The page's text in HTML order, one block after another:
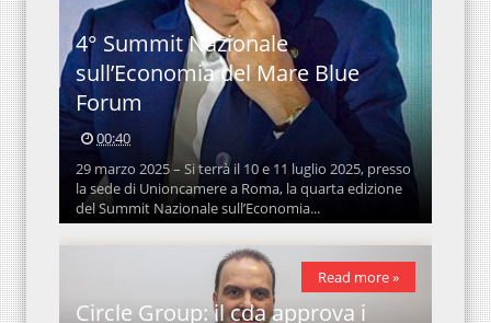
4° Summit Nazionale
sull’Economia del Mare Blue
Forum
00:40
29 marzo 2025 – Si terrà il 10 e 11 luglio 2025, presso
la sede di Unioncamere a Roma, la quarta edizione
del Summit Nazionale sull’Economia...
Circle Group: il cda approva i
Read more »